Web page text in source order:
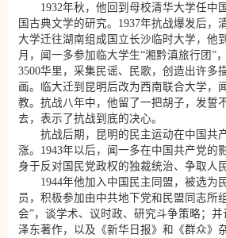
1932年秋，他回到母校清华大学任中
国古典文学的研究。1937年抗战爆发后，
大学迁往湖南组成国立长沙临时大学，他
月，闻一多参加临大学生“湘黔滇旅行团”
3500华里，采集民谣、民歌，创造出许多
画。临大迁到昆明后改为西南联合大学，
教。抗战八年中，他留了一把胡子，发誓
去，表示了抗战到底的决心。
抗战后期，昆明的民主运动在中国共
涨。1943年以后，闻一多在中国共产党的
身于反对国民党政权的独裁统治、争取人
1944年他加入中国民主同盟，被选为
员，积极参加由中共地下党和民盟同志所
会”，谈学术、议时政、研究斗争策略；
泽东著作，以及《新华日报》和《群众》